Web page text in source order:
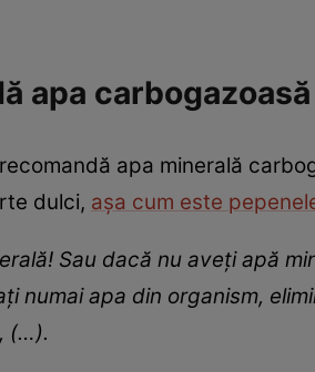
apa
apa minerală
dulci, așa cum este
Sau dacă nu aveți apă
numai apa din organism,
(…).